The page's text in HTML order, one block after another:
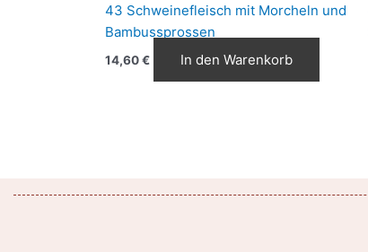
43 Schweinefleisch mit Morcheln und
Bambussprossen
14,60€ In den Warenkorb